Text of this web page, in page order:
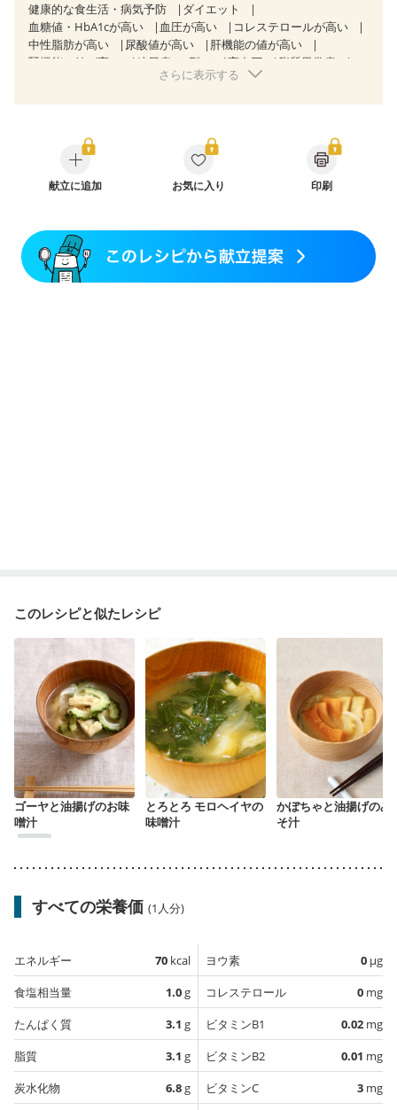
健康的な食生活・病気予防
ダイエット
血糖値・HbA1cが高い
血圧が高い
コレステロールが高い
中性脂肪が高い
尿酸値が高い
肝機能の値が高い
腎機能の値が高い
糖尿病（2型） 高血圧
脂質異常症
狭心症 心筋梗塞
CKD（ステージ３a）
CKD（ステージ３b）
乳がん（抗がん剤治療中）
乳がん（ホルモン療法中）
乳がん（放射線治療中）
妊婦健診・血圧が気になる（初期）
妊婦健診・血糖値が気になる（初期）
妊娠高血圧(中期)
妊娠糖尿病(初期)
さらに表示する
献立に追加 お気に入り 印刷
このレシピと似たレシピ
ゴーヤと油揚げのお味
噌汁
とろとろ モロヘイヤの
味噌汁
かぼちゃと油揚げのみ
そ汁
すべての栄養価 (1人分)
エネルギー 70 kcal
食塩相当量
1.0g
たんぱく質
3.1 g
脂質
3.1 g
炭水化物
6.8g
ヨウ素 0 µg
コレステロール
0 mg
ビタミンB1
0.02 mg
ビタミンB2
0.01 mg
ビタミンC
3 mg